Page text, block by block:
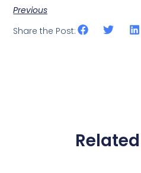
Previous
Share the Post: